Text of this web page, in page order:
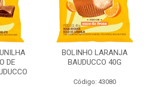
DE
BOLINHO LARANJA
BAUDUCCO 40G
Código: 43080